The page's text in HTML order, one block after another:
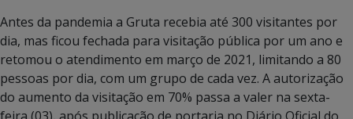
Antes da pandemia a Gruta recebia até 300 visitantes por
dia, mas ficou fechada para visitação pública por um ano e
retomou o atendimento em março de 2021, limitando a 80
pessoas por dia, com um grupo de cada vez. A autorização
do aumento da visitação em 70% passa a valer na sexta-